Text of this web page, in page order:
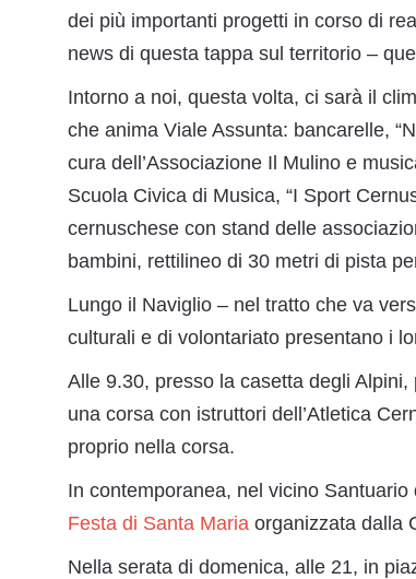
dei più importanti progetti in corso di
news di questa tappa sul territorio –
Intorno a noi, questa volta, ci sarà il
che anima Viale Assunta: bancarelle,
cura dell’Associazione Il Mulino e
Scuola Civica di Musica, “I Sport
cernuschese con stand delle
bambini, rettilineo di 30 metri di pista
Lungo il Naviglio – nel tratto che va
culturali e di volontariato presentano i
Alle 9.30, presso la casetta degli
una corsa con istruttori dell’Atletica
proprio nella corsa.
In contemporanea, nel vicino
Festa di Santa Maria organizzata dalla
Nella serata di domenica, alle 21, in